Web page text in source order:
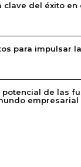
clave del éxito en
para impulsar
de las